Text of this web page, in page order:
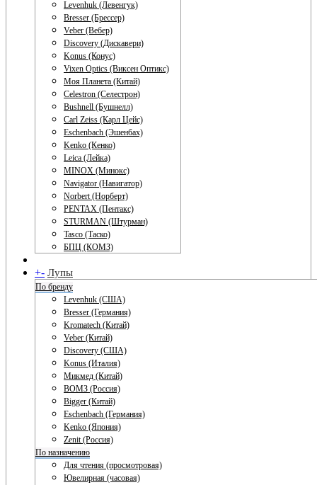
Levenhuk (Левенгук)
Bresser (Брессер)
Veber (Вебер)
Discovery (Дискавери)
Konus (Конус)
Vixen Optics (Виксен Оптикс)
Моя Планета (Китай)
Celestron (Селестрон)
Bushnell (Бушнелл)
Carl Zeiss (Карл Цейс)
Eschenbach (Эшенбах)
Kenko (Кенко)
Leica (Лейка)
MINOX (Минокс)
Navigator (Навигатор)
Norbert (Норберт)
PENTAX (Пентакс)
STURMAN (Штурман)
Tasco (Таско)
БПЦ (КОМЗ)
+- Лупы
По бренду
Levenhuk (США)
Bresser (Германия)
Kromatech (Китай)
Veber (Китай)
Discovery (США)
Konus (Италия)
Микмед (Китай)
ВОМЗ (Россия)
Bigger (Китай)
Eschenbach (Германия)
Kenko (Япония)
Zenit (Россия)
По назначению
Для чтения (просмотровая)
Ювелирная (часовая)